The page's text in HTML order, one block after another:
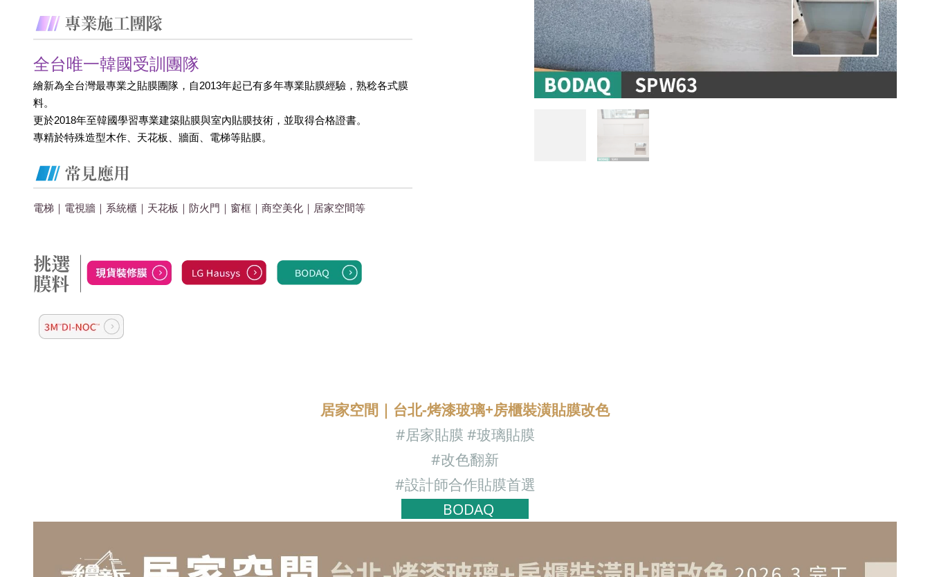
全台唯一韓國受訓團隊
繪新為全台灣最專業之貼膜團隊，自2013年起已有多年專業貼膜經驗，熟稔各式膜
料。
更於2018年至韓國學習專業建築貼膜與室內貼膜技術，並取得合格證書。
專精於特殊造型木作、天花板、牆面、電梯等貼膜。
電梯｜電視牆｜系統櫃｜天花板｜防火門｜窗框｜商空美化 ｜居家空間等
居家空間｜台北-烤漆玻璃+房櫃裝潢貼膜改色
#居家貼膜 #玻璃貼膜
#改色翻新
#設計師合作貼膜首選
BODAQ